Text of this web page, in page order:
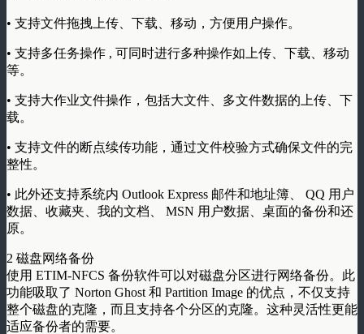
• 支持文件拖拽上传、下载、移动，方便用户操作。
• 支持多任务操作 , 可同时进行多种操作如上传、下载、移动
等。
• 支持大作业文件操作，包括大文件、多文件数据的上传、下
载。
• 支持文件的断点续传功能，通过文件校验方式确保文件的完
整性。
• 此外还支持系统内 Outlook Express 邮件和地址簿、 QQ 用户
数据、收藏夹、我的文档、 MSN 用户数据、桌面的备份和还
原。
2 磁盘网络备份
使用 ETIM-NFCS 备份软件可以对磁盘分区进行网络备份。此
功能吸取了 Norton Ghost 和 Partition Image 的优点，不仅支持
整个磁盘的克隆，而且支持各个分区的克隆。这种灵活性更能
适应备份者的需要。